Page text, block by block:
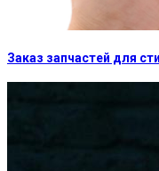
Заказ запчастей для